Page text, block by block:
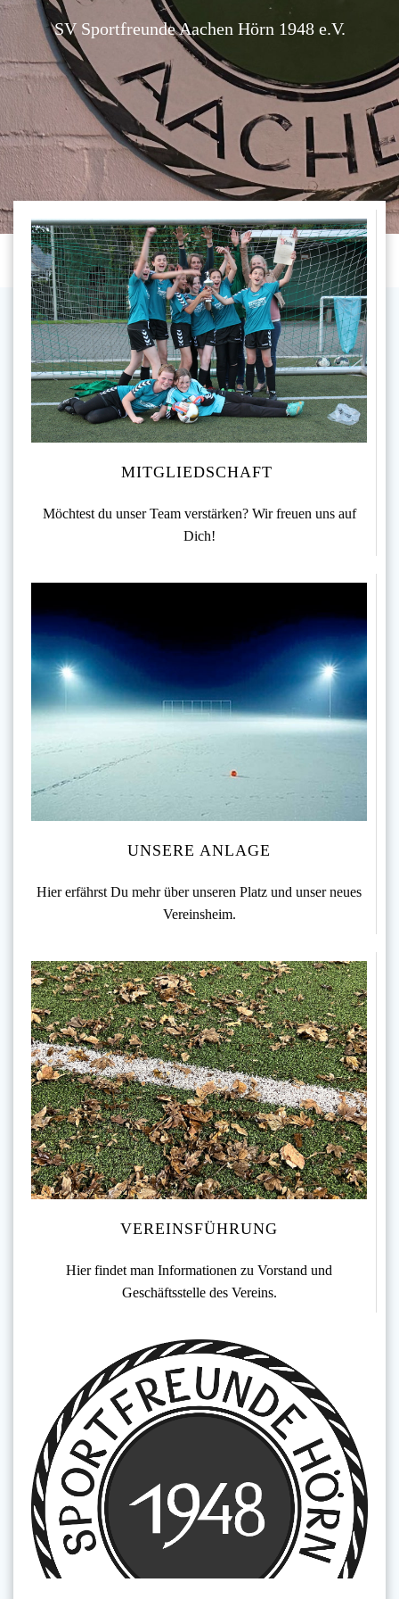
SV Sportfreunde Aachen Hörn 1948 e.V.
MITGLIEDSCHAFT
Möchtest du unser Team verstärken? Wir freuen uns auf
Dich!
UNSERE ANLAGE
Hier erfährst Du mehr über unseren Platz und unser neues
Vereinsheim.
VEREINSFÜHRUNG
Hier findet man Informationen zu Vorstand und
Geschäftsstelle des Vereins.